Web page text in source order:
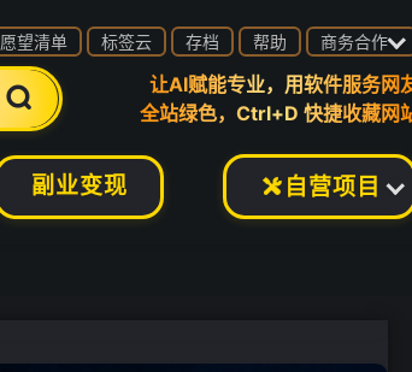

让AI赋能专业，用软件服务网
全站绿色，Ctrl+D 快捷收藏网
副业变现  自营项目
愿望清单 标签云 存档 帮助 商务合作